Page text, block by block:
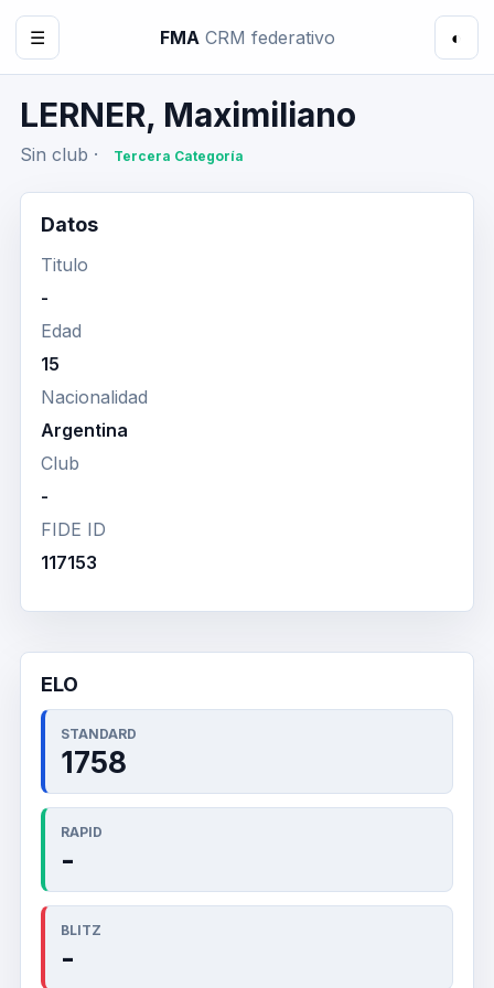
☰ FMA CRM federativo ◐
LERNER, Maximiliano
Sin club · Tercera Categoría
Datos
Titulo
-
Edad
15
Nacionalidad
Argentina
Club
-
FIDE ID
117153
ELO
STANDARD
1758
RAPID
-
BLITZ
-